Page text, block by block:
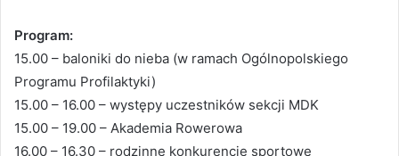
Program:
15.00 – baloniki do nieba (w ramach Ogólnopolskiego
Programu Profilaktyki)
15.00 – 16.00 – występy uczestników sekcji MDK
15.00 – 19.00 – Akademia Rowerowa
16.00 – 16.30 – rodzinne konkurencje sportowe